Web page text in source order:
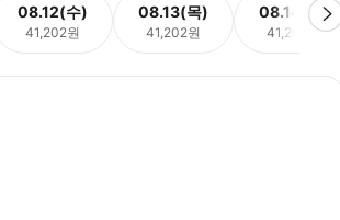
08.12(수)
41,202원
08.13(목)
41,202원
08.14(금)
41,202원